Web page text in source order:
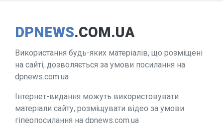
DPNEWS.COM.UA
Використання будь-яких матеріалів, що розміщені
на сайті, дозволяється за умови посилання на
dpnews.com.ua
Інтернет-видання можуть використовувати
матеріали сайту, розміщувати відео за умови
гіперпосилання на dpnews.com.ua